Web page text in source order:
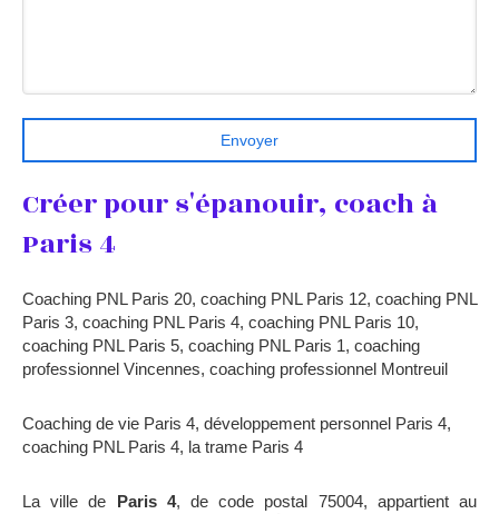
Envoyer
Créer pour s'épanouir, coach à
Paris 4
Coaching PNL Paris 20, coaching PNL Paris 12, coaching PNL
Paris 3, coaching PNL Paris 4, coaching PNL Paris 10,
coaching PNL Paris 5, coaching PNL Paris 1, coaching
professionnel Vincennes, coaching professionnel Montreuil
Coaching de vie Paris 4, développement personnel Paris 4,
coaching PNL Paris 4, la trame Paris 4
La ville de Paris 4, de code postal 75004, appartient au